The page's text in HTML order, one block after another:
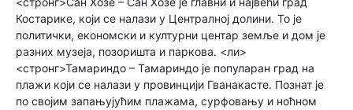
Костарике, који се налази у Централној долини. То је
политички, економски и културни центар земље и дом је
разних музеја, позоришта и паркова. <ли>
<стронг>Тамариндо – Тамариндо је популаран град на
плажи који се налази у провинцији Гванакасте. Познат је
по својим запањујућим плажама, сурфовању и ноћном